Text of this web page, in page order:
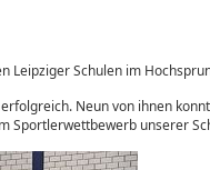
Leipziger Schulen im
Neun von ihnen
Sportlerwettbewerb unserer